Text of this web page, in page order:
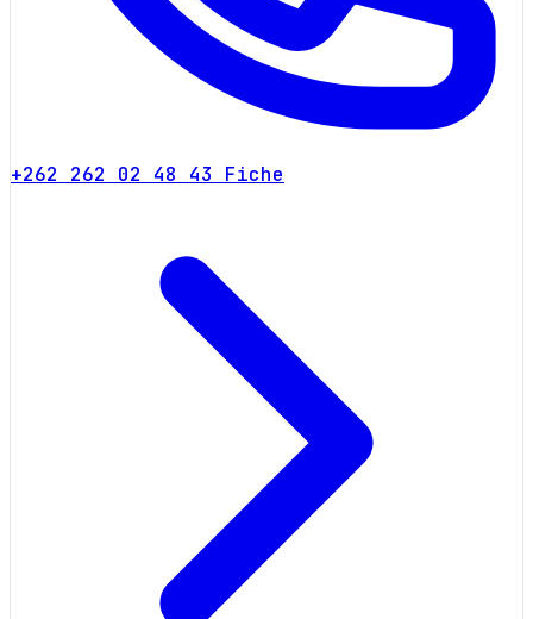
+262 262 02 48 43 Fiche